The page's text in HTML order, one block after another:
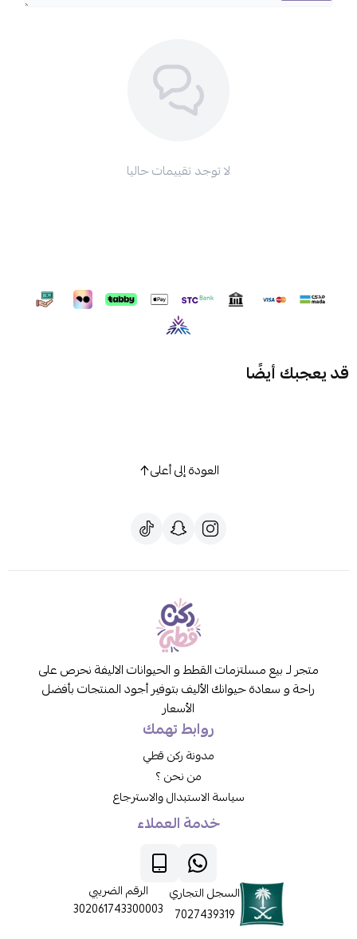
لا توجد تقييمات حاليا
قد يعجبك أيضًا
العودة إلى أعلى
متجر لـ بيع مسلتزمات القطط و الحيوانات الاليفة نحرص على
راحة و سعادة حيوانك الأليف بتوفير أجود المنتجات بأفضل
الأسعار
روابط تهمك
مدونة ركن قطي
من نحن ؟
سياسة الاستبدال والاسترجاع
خدمة العملاء
السجل التجاري
7027439319
الرقم الضريبي
302061743300003